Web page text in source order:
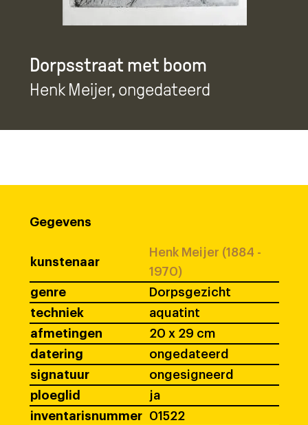
Dorpsstraat met boom
Henk Meijer, ongedateerd
Gegevens
kunstenaar
Henk Meijer (1884 -
1970)
genre
Dorpsgezicht
techniek
aquatint
afmetingen
20 x 29 cm
datering
ongedateerd
signatuur
ongesigneerd
ploeglid
ja
inventarisnummer
01522